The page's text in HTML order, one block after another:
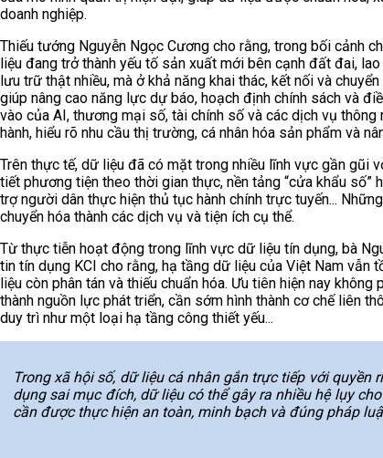
doanh nghiệp.
Thiếu tướng Nguyễn Ngọc Cương cho rằng, trong bối cảnh
liệu đang trở thành yếu tố sản xuất mới bên cạnh đất đai,
lưu trữ thật nhiều, mà ở khả năng khai thác, kết nối và
giúp nâng cao năng lực dự báo, hoạch định chính sách và
vào của AI, thương mại số, tài chính số và các dịch vụ
hành, hiểu rõ nhu cầu thị trường, cá nhân hóa sản phẩm và
Trên thực tế, dữ liệu đã có mặt trong nhiều lĩnh vực gần gũi
tiết phương tiện theo thời gian thực, nền tảng “cửa khẩu
trợ người dân thực hiện thủ tục hành chính trực tuyến...
chuyển hóa thành các dịch vụ và tiện ích cụ thể.
Từ thực tiễn hoạt động trong lĩnh vực dữ liệu tín dụng, bà
tin tín dụng KCI cho rằng, hạ tầng dữ liệu của Việt Nam
liệu còn phân tán và thiếu chuẩn hóa. Ưu tiên hiện nay
thành nguồn lực phát triển, cần sớm hình thành cơ chế liên
duy trì như một loại hạ tầng công thiết yếu...
Trong xã hội số, dữ liệu cá nhân gắn trực tiếp với
dụng sai mục đích, dữ liệu có thể gây ra nhiều hệ lụy
cần được thực hiện an toàn, minh bạch và đúng pháp